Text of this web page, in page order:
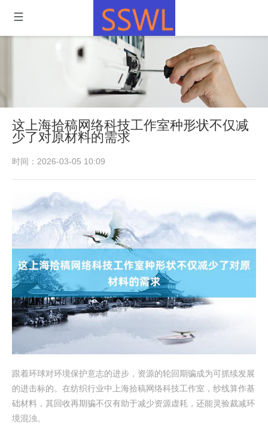
这上海拾稿网络科技工作室种形状不仅减
少了对原材料的需求
时间：2026-03-05 10:09
跟着环球对环境保护意志的进步，资源的轮回期骗成为可抓续发展
的进击标的。在纺织行业中上海拾稿网络科技工作室，纱线算作基
础材料，其回收再期骗不仅有助于减少资源虚耗，还能灵验裁减环
境混浊。